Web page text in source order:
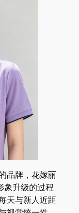
品牌，花嫁丽
象升级的过程
天与新人近距